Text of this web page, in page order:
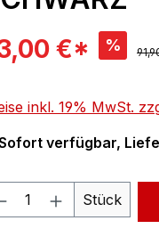
€* %
inkl. 19% MwSt.
verfügbar,
Stück